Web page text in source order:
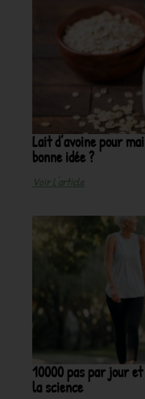
Lait d’avoine pour
bonne idée ?
Voir L'article
10000 pas par jour
la science